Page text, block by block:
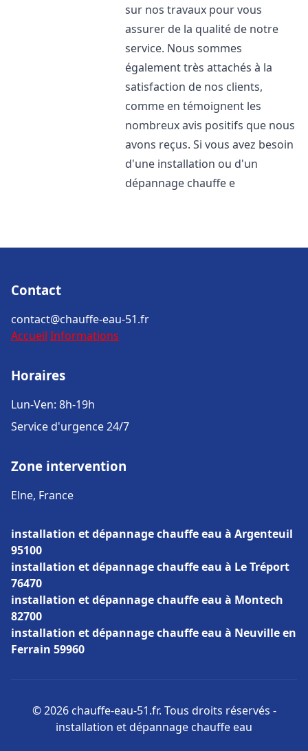
sur nos travaux pour vous
assurer de la qualité de notre
service. Nous sommes
également très attachés à la
satisfaction de nos clients,
comme en témoignent les
nombreux avis positifs que nous
avons reçus. Si vous avez besoin
d'une installation ou d'un
dépannage chauffe e
Contact
contact@chauffe-eau-51.fr
Accueil Informations
Horaires
Lun-Ven: 8h-19h
Service d'urgence 24/7
Zone intervention
Elne, France
installation et dépannage chauffe eau à Argenteuil
95100
installation et dépannage chauffe eau à Le Tréport
76470
installation et dépannage chauffe eau à Montech
82700
installation et dépannage chauffe eau à Neuville en
Ferrain 59960
© 2026 chauffe-eau-51.fr. Tous droits réservés -
installation et dépannage chauffe eau